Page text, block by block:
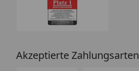
Akzeptierte Zahlungsarten